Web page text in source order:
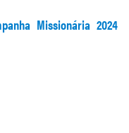
Missionária 2024